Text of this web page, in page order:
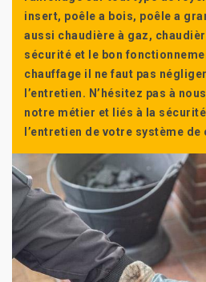
insert, poêle a bois, poêle a
aussi chaudière à gaz,
sécurité et le bon
chauffage il ne faut pas
l’entretien. N’hésitez pas à
notre métier et liés à la
l’entretien de votre système de